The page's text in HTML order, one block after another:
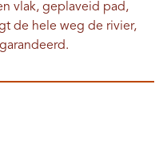
vlak, geplaveid pad,
de hele weg de rivier,